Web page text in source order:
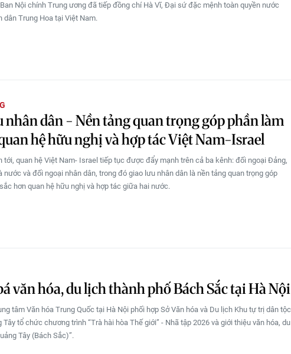
Nội chính Trung ương đã tiếp đồng chí Hà Vĩ, Đại sứ đặc mệnh toàn quyền nước
dân Trung Hoa tại Việt Nam.
nhân dân - Nền tảng quan trọng góp phần làm
hệ hữu nghị và hợp tác Việt Nam-Israel
tới, quan hệ Việt Nam- Israel tiếp tục được đẩy mạnh trên cả ba kênh: đối ngoại Đảng,
nước và đối ngoại nhân dân, trong đó giao lưu nhân dân là nền tảng quan trọng góp
hơn quan hệ hữu nghị và hợp tác giữa hai nước.
văn hóa, du lịch thành phố Bách Sắc tại Hà Nội
tâm Văn hóa Trung Quốc tại Hà Nội phối hợp Sở Văn hóa và Du lịch Khu tự trị dân tộc
Tây tổ chức chương trình “Trà hài hòa Thế giới” - Nhã tập 2026 và giới thiệu văn hóa, du
Tây (Bách Sắc)”.